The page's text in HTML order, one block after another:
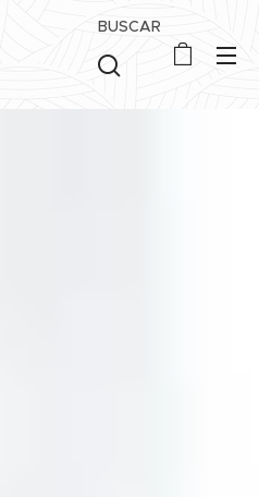
BUSCAR